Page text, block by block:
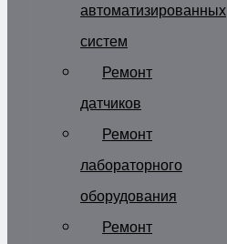
автоматизированных
систем
Ремонт
датчиков
Ремонт
лабораторного
оборудования
Ремонт